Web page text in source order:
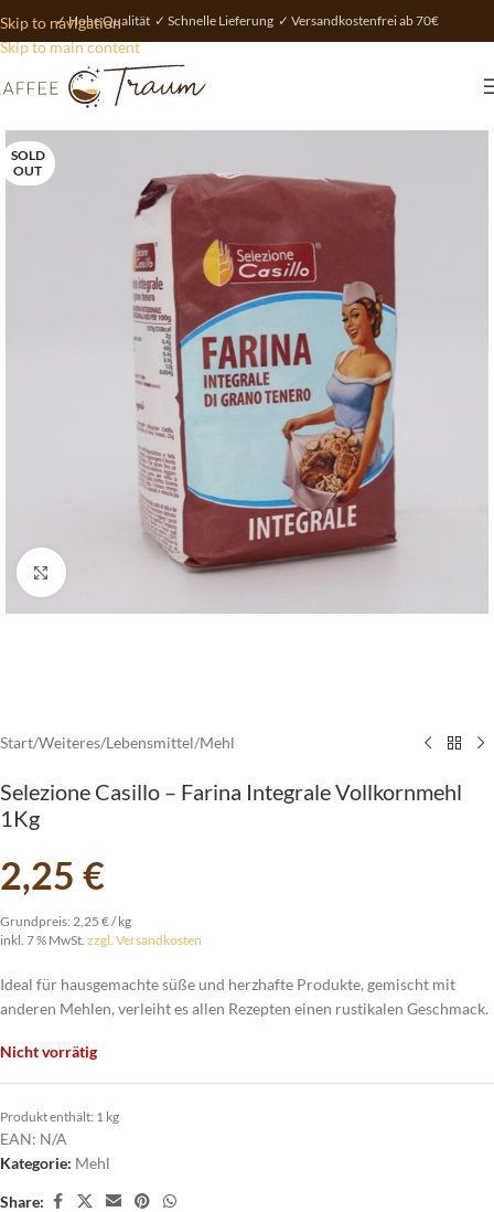
Skip to navigation
Skip to main content
✓ Hohe Qualität ✓ Schnelle Lieferung ✓ Versandkostenfrei ab 70€
SOLD
OUT
vergrößern
Start/Weiteres/Lebensmittel/Mehl
Selezione Casillo – Farina Integrale Vollkornmehl
1Kg
2,25 €
Grundpreis: 2,25 €/kg
inkl. 7 % MwSt. zzgl. Versandkosten
Ideal für hausgemachte süße und herzhafte Produkte, gemischt mit
anderen Mehlen, verleiht es allen Rezepten einen rustikalen Geschmack.
Nicht vorrätig
Produkt enthält: 1 kg
EAN: N/A
Kategorie: Mehl
Share: